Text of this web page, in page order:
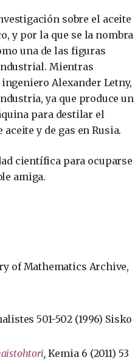
sobre el aceite
y por la que se la nombra
una de las figuras
Mientras
Alexander Letny,
ya que produce un
para destilar el
y de gas en Rusia.
científica para ocuparse
amiga.
of Mathematics Archive,
501-502 (1996) Sisko
, Kemia 6 (2011) 53